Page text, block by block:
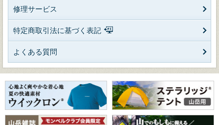
修理サービス
特定商取引法に基づく表記
よくある質問